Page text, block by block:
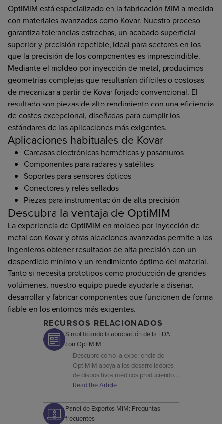
OptiMIM está especializado en la fabricación MIM a medida
con materiales avanzados como Kovar. Nuestro proceso
garantiza tolerancias estrechas, un acabado superficial
superior y precisión repetible, ideal para sectores en los
que la precisión de los componentes es imprescindible.
Mediante el moldeo por inyección de metal, producimos
geometrías complejas que resultarían difíciles o costosas
de mecanizar a partir de Kovar forjado convencional. El
resultado son piezas de alto rendimiento con una eficiencia
de costes excepcional, diseñadas para cumplir los
estándares de las aplicaciones más exigentes.
Aplicaciones habituales de Kovar
Carcasas electrónicas herméticas y pasamuros
Componentes para radares y satélites
Soportes para sensores ópticos
Conectores y relés sellados
Piezas para instrumentación de alta precisión
Descubra la ventaja de OptiMIM
La experiencia de OptiMIM en moldeo por inyección de
metal con Kovar y otras aleaciones avanzadas permite a los
ingenieros obtener resultados de alta precisión con un
desperdicio mínimo y un rendimiento óptimo del material.
Tanto si necesita prototipos como producción de grandes
volúmenes, nuestro equipo puede ayudarle a diseñar,
desarrollar y fabricar componentes que funcionen de forma
fiable en los entornos más exigentes.
RECURSOS RELACIONADOS
Simplificando la aprobación de la FDA
con OptiMIM
Descubre cómo la experiencia de
OptiMIM apoya a los desarrolladores
de dispositivos médicos produciendo
componentes MIM que cumplen con
calidad de la FDA.
Read the Article
Panel de Expertos MIM: Preguntas
frecuentes